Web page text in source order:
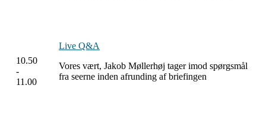
10.50
-
11.00
Live Q&A
Vores vært, Jakob Møllerhøj tager imod spørgsmål
fra seerne inden afrunding af briefingen